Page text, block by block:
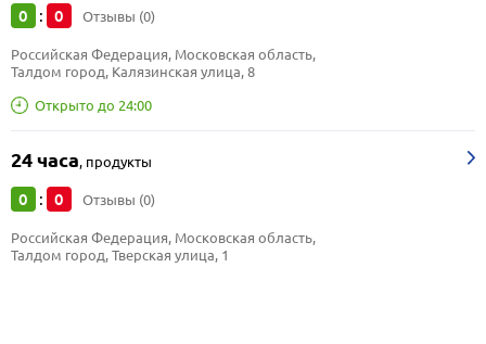
0 : 0 Отзывы (0)
Открыто до 24:00
Российская Федерация, Московская область,
Талдом город, Калязинская улица, 8
24 часа, продукты
0 : 0 Отзывы (0)
Российская Федерация, Московская область,
Талдом город, Тверская улица, 1